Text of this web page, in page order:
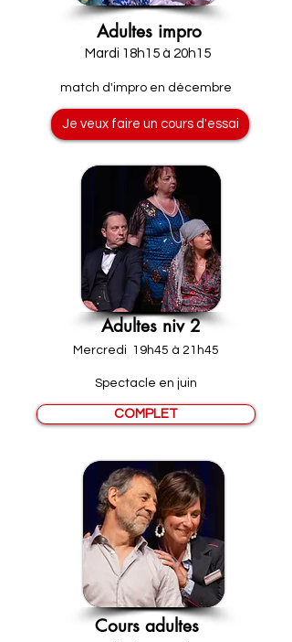
Adultes impro
Mardi 18h15 à 20h15
match d'impro en décembre
Je veux faire un cours d'essai
Adultes niv 2
Mercredi 19h45 à 21h45
Spectacle en juin
COMPLET
Cours adultes